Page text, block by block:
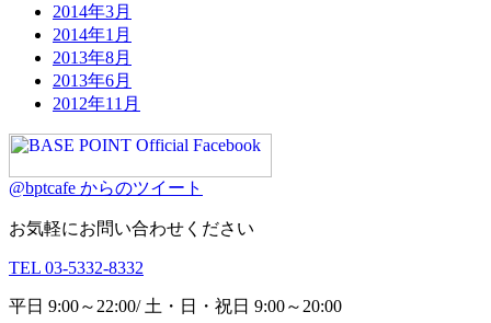
2014年3月
2014年1月
2013年8月
2013年6月
2012年11月
@bptcafe からのツイート
お気軽にお問い合わせください
TEL 03-5332-8332
平日 9:00～22:00/ 土・日・祝日 9:00～20:00